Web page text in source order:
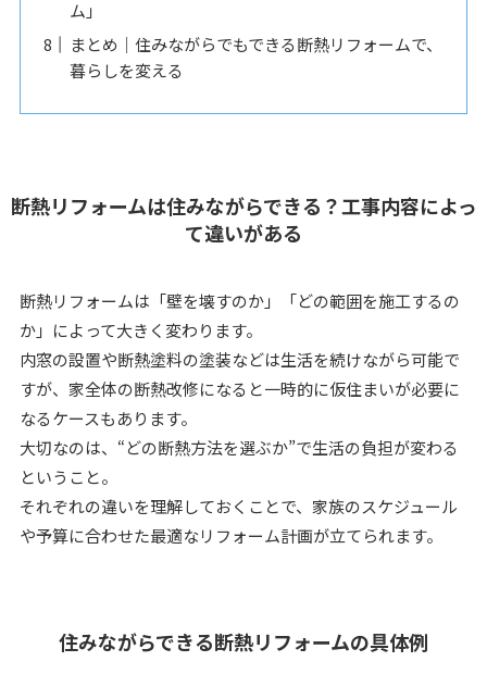
ム」
まとめ｜住みながらでもできる断熱リフォームで、
暮らしを変える
断熱リフォームは住みながらできる？工事内容によっ
て違いがある
断熱リフォームは「壁を壊すのか」「どの範囲を施工するの
か」によって大きく変わります。
内窓の設置や断熱塗料の塗装などは生活を続けながら可能で
すが、家全体の断熱改修になると一時的に仮住まいが必要に
なるケースもあります。
大切なのは、“どの断熱方法を選ぶか”で生活の負担が変わる
ということ。
それぞれの違いを理解しておくことで、家族のスケジュール
や予算に合わせた最適なリフォーム計画が立てられます。
住みながらできる断熱リフォームの具体例